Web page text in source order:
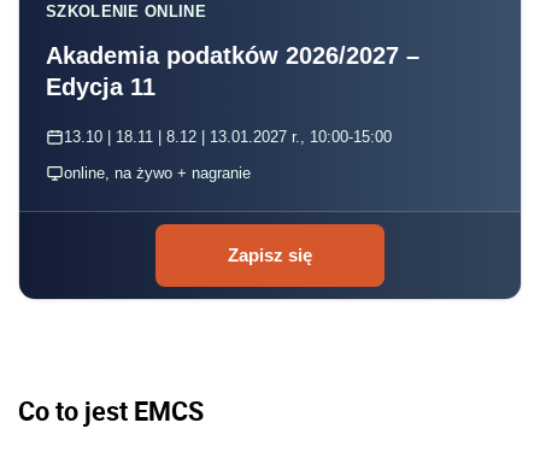
SZKOLENIE ONLINE
Akademia podatków 2026/2027 –
Edycja 11
13.10 | 18.11 | 8.12 | 13.01.2027 r., 10:00-15:00
online, na żywo + nagranie
Zapisz się
Co to jest EMCS